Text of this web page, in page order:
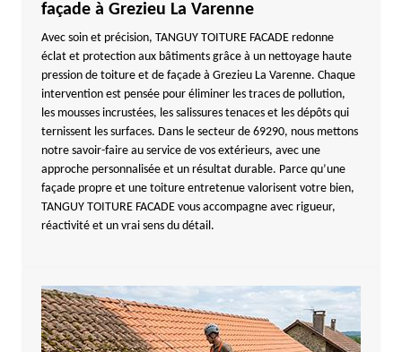
façade à Grezieu La Varenne
Avec soin et précision, TANGUY TOITURE FACADE redonne
éclat et protection aux bâtiments grâce à un nettoyage haute
pression de toiture et de façade à Grezieu La Varenne. Chaque
intervention est pensée pour éliminer les traces de pollution,
les mousses incrustées, les salissures tenaces et les dépôts qui
ternissent les surfaces. Dans le secteur de 69290, nous mettons
notre savoir-faire au service de vos extérieurs, avec une
approche personnalisée et un résultat durable. Parce qu’une
façade propre et une toiture entretenue valorisent votre bien,
TANGUY TOITURE FACADE vous accompagne avec rigueur,
réactivité et un vrai sens du détail.